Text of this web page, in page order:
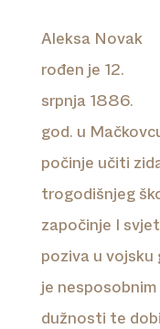
Aleksa Novak
rođen je 12.
srpnja 1886.
god. u
počinje učiti
trogodišnjeg
započinje I
poziva u vojsku
je
dužnosti te